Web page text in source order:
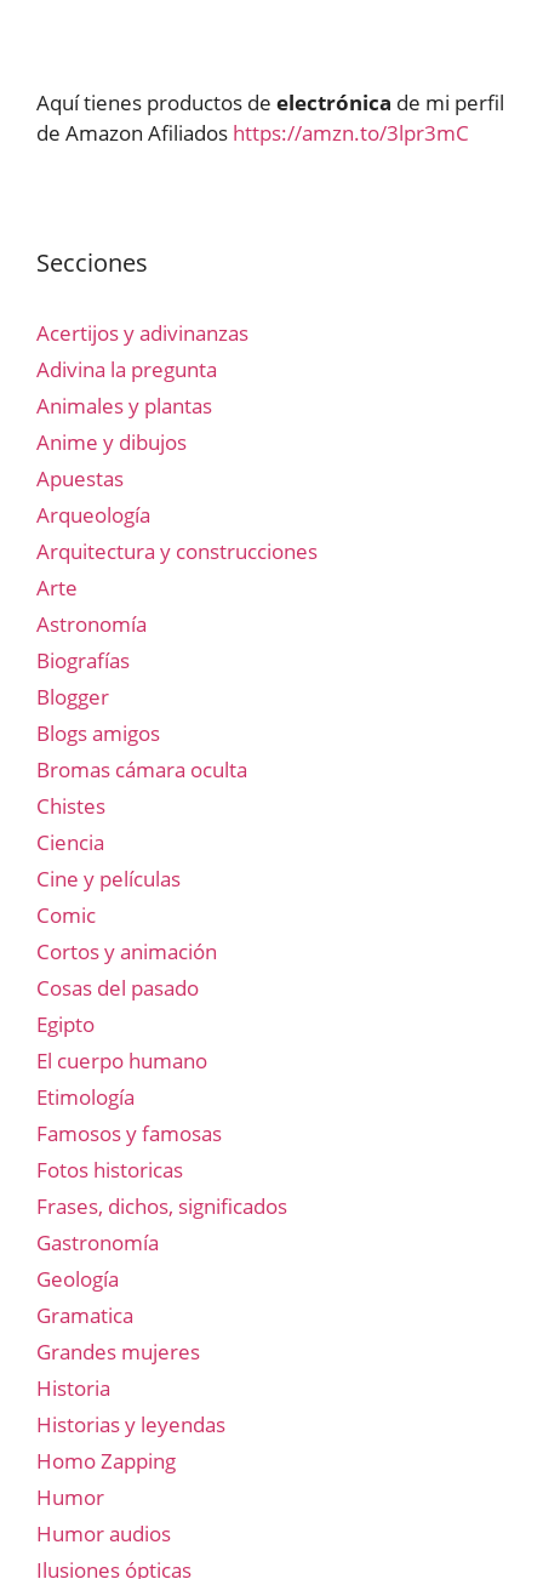
Aquí tienes productos de electrónica de mi perfil
de Amazon Afiliados https://amzn.to/3lpr3mC
Secciones
Acertijos y adivinanzas
Adivina la pregunta
Animales y plantas
Anime y dibujos
Apuestas
Arqueología
Arquitectura y construcciones
Arte
Astronomía
Biografías
Blogger
Blogs amigos
Bromas cámara oculta
Chistes
Ciencia
Cine y películas
Comic
Cortos y animación
Cosas del pasado
Egipto
El cuerpo humano
Etimología
Famosos y famosas
Fotos historicas
Frases, dichos, significados
Gastronomía
Geología
Gramatica
Grandes mujeres
Historia
Historias y leyendas
Homo Zapping
Humor
Humor audios
Ilusiones ópticas